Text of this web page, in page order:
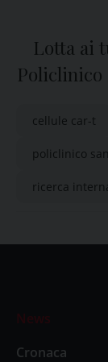
Lotta ai
Policlinico
cellule car-t
policlinico
ricerca
News
Cronaca